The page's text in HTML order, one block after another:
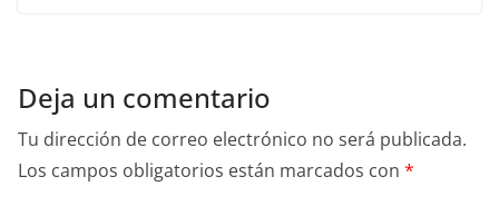
Deja un comentario
Tu dirección de correo electrónico no será publicada.
Los campos obligatorios están marcados con *